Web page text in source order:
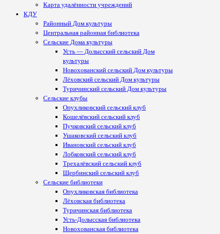
Карта удалённости учреждений
КДУ
Районный Дом культуры
Центральная районная библиотека
Сельские Дома культуры
Усть — Долысский сельский Дом
культуры
Новохованский сельский Дом культуры
Лёховский сельский Дом культуры
Туричинский сельский Дом культуры
Сельские клубы
Опухликовский сельский клуб
Кошелёвский сельский клуб
Пучковский сельский клуб
Ушаковский сельский клуб
Ивановский сельский клуб
Лобковский сельский клуб
Трехалёвский сельский клуб
Щербинский сельский клуб
Сельские библиотеки
Опухликовская библиотека
Лёховская библиотека
Туричинская библиотека
Усть-Долысская библиотека
Новохованская библиотека